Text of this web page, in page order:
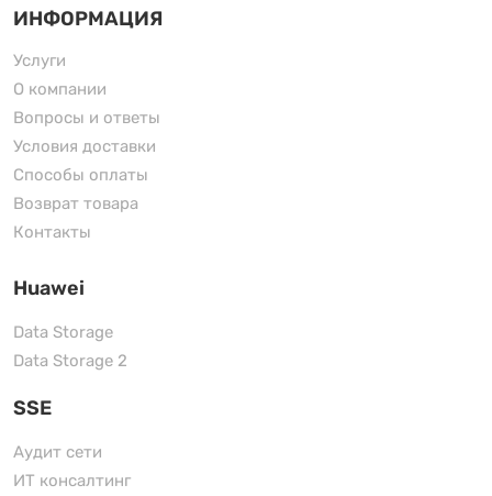
ИНФОРМАЦИЯ
Услуги
О компании
Вопросы и ответы
Условия доставки
Способы оплаты
Возврат товара
Контакты
Huawei
Data Storage
Data Storage 2
SSE
Аудит сети
ИТ консалтинг